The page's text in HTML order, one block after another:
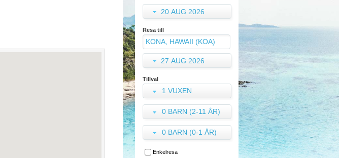
20 AUG 2026
Resa till
27 AUG 2026
Tillval
1 VUXEN
0 BARN (2-11 ÅR)
0 BARN (0-1 ÅR)
Enkelresa